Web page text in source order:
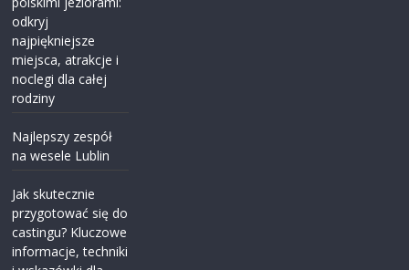
odkryj
najpiękniejsze
miejsca, atrakcje i
noclegi dla całej
rodziny
Najlepszy zespół
na wesele Lublin
Jak skutecznie
przygotować się do
castingu? Kluczowe
informacje, techniki